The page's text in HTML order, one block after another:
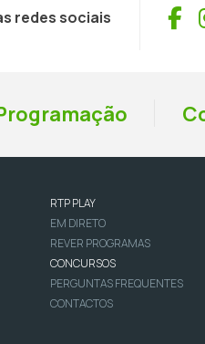
redes sociais
RTP PLAY
EM DIRETO
REVER PROGRAMAS
CONCURSOS
PERGUNTAS FREQUENTES
CONTACTOS